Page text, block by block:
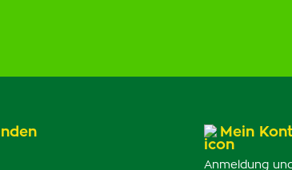
Mein
Anmeldung